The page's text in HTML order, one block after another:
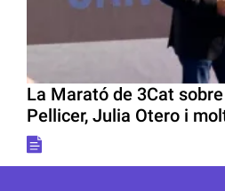
La Marató de 3Cat
Pellicer, Julia Otero i